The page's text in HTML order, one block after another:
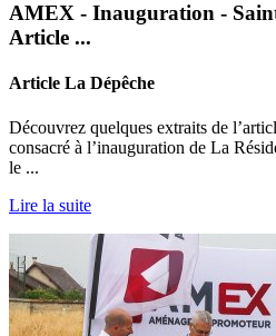
AMEX - Inauguration -
Article ...
Article La Dépêche
Découvrez quelques extraits de
consacré à l’inauguration de La
le ...
Lire la suite